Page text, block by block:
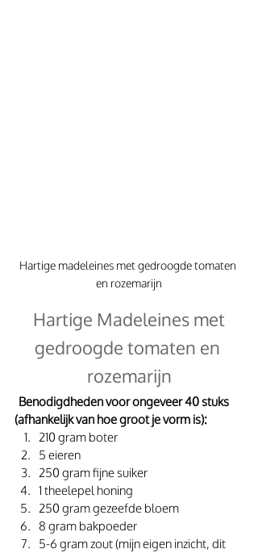
Hartige madeleines met gedroogde tomaten
en rozemarijn
gedroogde tomaten en
rozemarijn
Benodigdheden voor ongeveer 40 stuks
(afhankelijk van hoe groot je vorm is):
210 gram boter
5 eieren
250 gram fijne suiker
1 theelepel honing
250 gram gezeefde bloem
8 gram bakpoeder
5-6 gram zout (mijn eigen inzicht, dit